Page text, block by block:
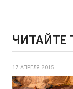
ЧИТАЙТЕ
17 АПРЕЛЯ 2015